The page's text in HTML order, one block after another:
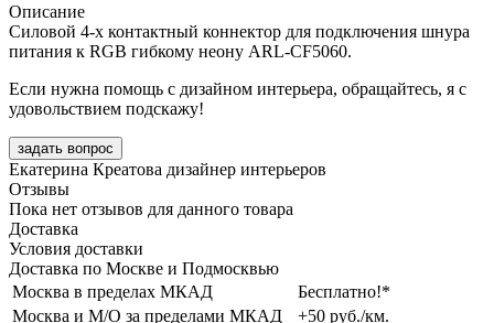
Описание
Силовой 4-х контактный коннектор для подключения шнура
питания к RGB гибкому неону ARL-CF5060.
Если нужна помощь с дизайном интерьера, обращайтесь, я с
удовольствием подскажу!
задать вопрос
Екатерина Креатова дизайнер интерьеров
Отзывы
Пока нет отзывов для данного товара
Доставка
Условия доставки
Доставка по Москве и Подмосквью
Москва в пределах МКАД
Бесплатно!*
Москва и М/О за пределами МКАД
+50 руб./км.